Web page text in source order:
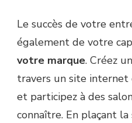
Le succès de votre
également de votre
votre marque. Créez
travers un site internet
et participez à des
connaître. En plaçant